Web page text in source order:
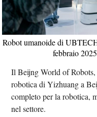
Robot umanoide di
febbraio
Il Beijng World of
robotica di Yizhuang a
completo per la robotica,
nel settore.